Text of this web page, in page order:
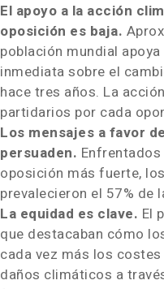
El apoyo a la acción
oposición es baja.
población mundial
inmediata sobre el
hace tres años. La
partidarios por cada
Los mensajes a favor
persuaden.
oposición más fuerte,
prevalecieron el 57% de
La equidad es clave. El
que destacaban cómo
cada vez más los
daños climáticos a